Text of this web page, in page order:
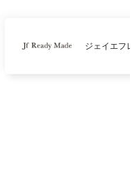
ジェイエフレ